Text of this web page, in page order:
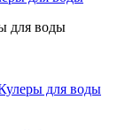
для воды